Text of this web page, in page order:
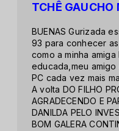
TCHÊ GAUCHO
BUENAS Gurizada
93 para conhecer
como a minha
educada,meu
PC cada vez mais
A volta DO FILHO
AGRADECENDO E
DANILDA PELO
BOM GALERA